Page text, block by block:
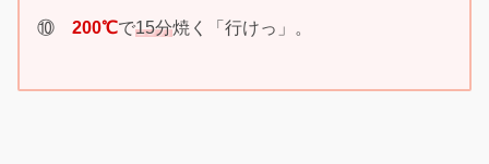
⑩ 200℃で15分焼く「行けっ」。